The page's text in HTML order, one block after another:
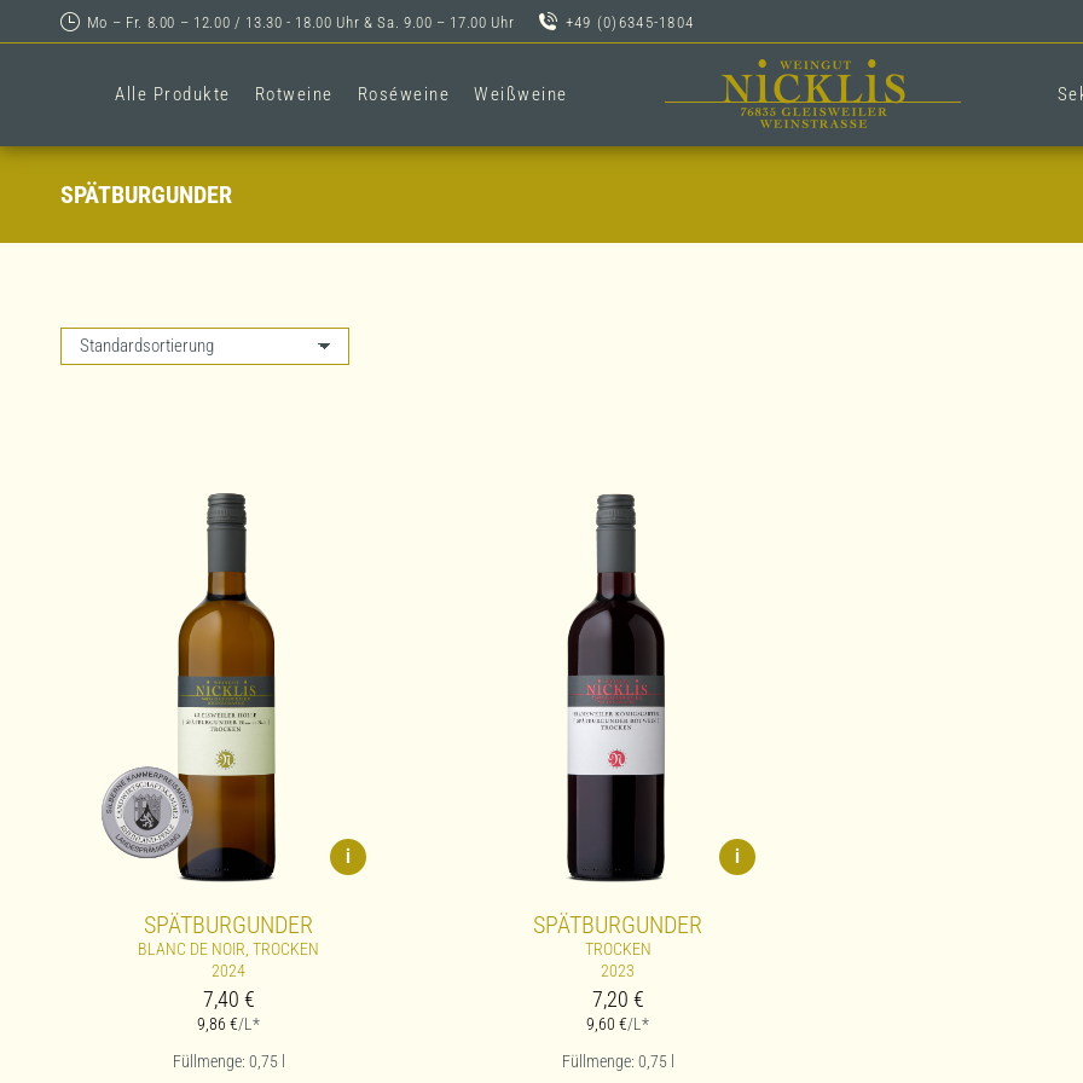
Mo – Fr. 8.00 – 12.00 / 13.30 - 18.00 Uhr & Sa. 9.00 – 17.00 Uhr +49 (0)6345-1804
Alle Produkte Rotweine Roséweine Weißweine
SPÄTBURGUNDER
i
SPÄTBURGUNDER
BLANC DE NOIR, TROCKEN
2024
7,40 €
9,86 €/L*
Füllmenge: 0,75
i
SPÄTBURGUNDER
TROCKEN
2023
7,20 €
9,60 €/L*
Füllmenge: 0,75